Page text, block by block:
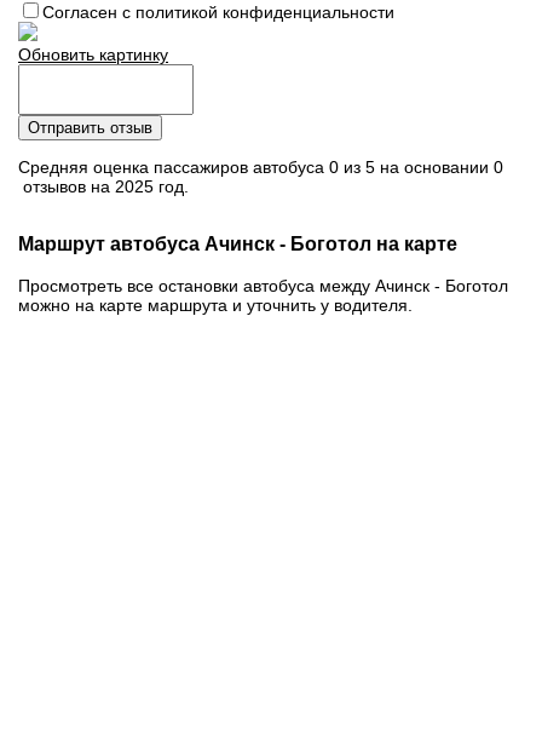
Согласен с политикой конфиденциальности
Обновить картинку
Отправить отзыв
Средняя оценка пассажиров автобуса 0 из 5 на основании 0
отзывов на 2025 год.
Маршрут автобуса Ачинск - Боготол на карте
Просмотреть все остановки автобуса между Ачинск - Боготол
можно на карте маршрута и уточнить у водителя.